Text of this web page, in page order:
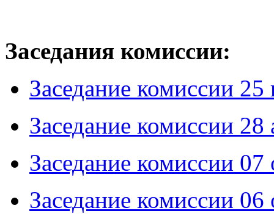
Заседания комиссии:
Заседание комиссии
Заседание комиссии 28
Заседание комиссии 07
Заседание комиссии 06